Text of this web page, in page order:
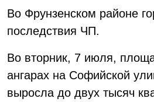
Во Фрунзенском районе
последствия ЧП.
Во вторник, 7 июля,
ангарах на Софийской
выросла до двух тысяч